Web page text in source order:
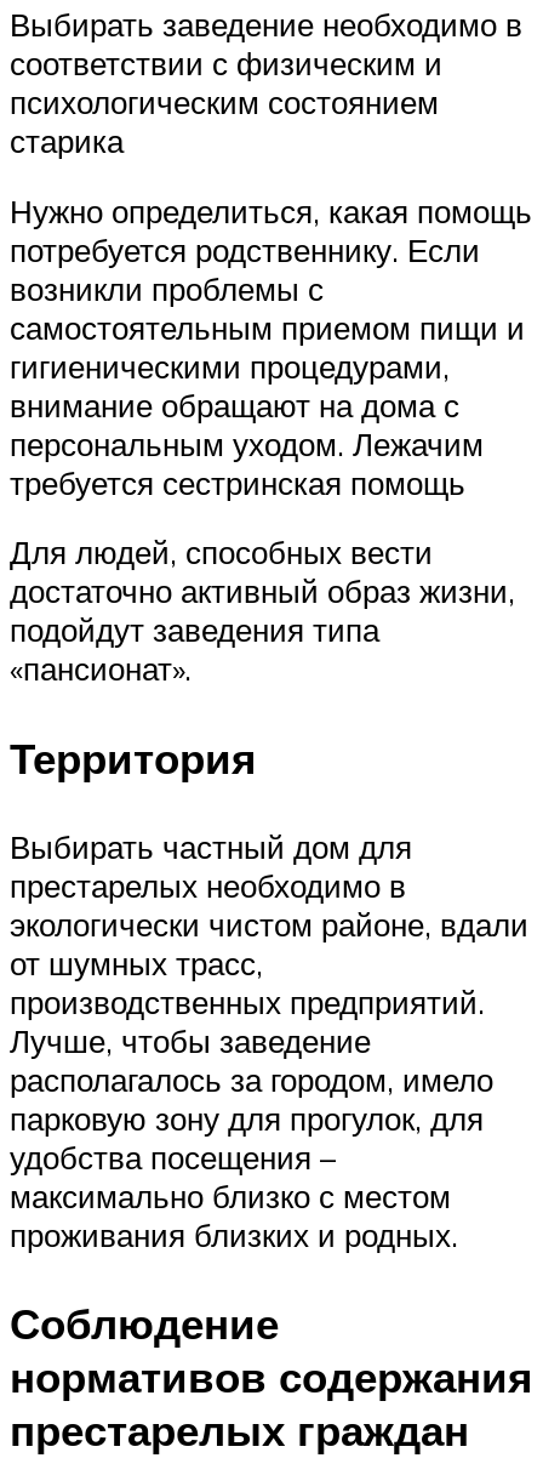
Выбирать заведение необходимо в
соответствии с физическим и
психологическим состоянием
старика
Нужно определиться, какая помощь
потребуется родственнику. Если
возникли проблемы с
самостоятельным приемом пищи и
гигиеническими процедурами,
внимание обращают на дома с
персональным уходом. Лежачим
требуется сестринская помощь
Для людей, способных вести
достаточно активный образ жизни,
подойдут заведения типа
«пансионат».
Территория
Выбирать частный дом для
престарелых необходимо в
экологически чистом районе, вдали
от шумных трасс,
производственных предприятий.
Лучше, чтобы заведение
располагалось за городом, имело
парковую зону для прогулок, для
удобства посещения –
максимально близко с местом
проживания близких и родных.
Соблюдение
нормативов содержания
престарелых граждан